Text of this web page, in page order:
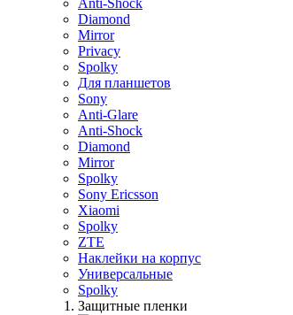
Anti-Shock
Diamond
Mirror
Privacy
Spolky
Для планшетов
Sony
Anti-Glare
Anti-Shock
Diamond
Mirror
Spolky
Sony Ericsson
Xiaomi
Spolky
ZTE
Наклейки на корпус
Универсальные
Spolky
Защитные пленки